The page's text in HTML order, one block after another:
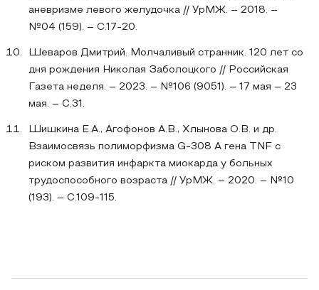
аневризме левого желудочка // УрМЖ. – 2018. –
№04 (159). – С.17-20.
Шеваров Дмитрий. Молчаливый странник. 120 лет со
дня рождения Николая Заболоцкого // Российская
Газета неделя. – 2023. – №106 (9051). – 17 мая – 23
мая. – С.31.
Шишкина Е.А., Агофонов А.В., Хлынова О.В. и др.
Взаимосвязь полиморфизма G-308 A гена TNF с
риском развития инфаркта миокарда у больных
трудоспособного возраста // УрМЖ. – 2020. – №10
(193). – С.109-115.